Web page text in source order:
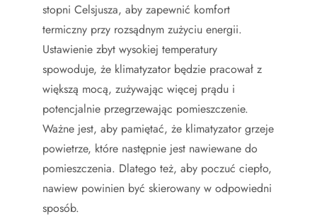
stopni Celsjusza, aby zapewnić komfort
termiczny przy rozsądnym zużyciu energii.
Ustawienie zbyt wysokiej temperatury
spowoduje, że klimatyzator będzie pracował z
większą mocą, zużywając więcej prądu i
potencjalnie przegrzewając pomieszczenie.
Ważne jest, aby pamiętać, że klimatyzator grzeje
powietrze, które następnie jest nawiewane do
pomieszczenia. Dlatego też, aby poczuć ciepło,
nawiew powinien być skierowany w odpowiedni
sposób.